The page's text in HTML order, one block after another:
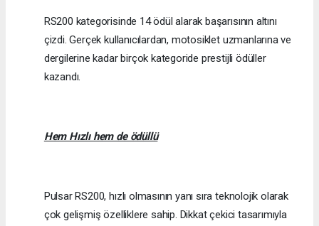
RS200 kategorisinde 14 ödül alarak başarısının altını
çizdi. Gerçek kullanıcılardan, motosiklet uzmanlarına ve
dergilerine kadar birçok kategoride prestijli ödüller
kazandı.
Hem Hızlı hem de ödüllü
Pulsar RS200, hızlı olmasının yanı sıra teknolojik olarak
çok gelişmiş özelliklere sahip. Dikkat çekici tasarımıyla